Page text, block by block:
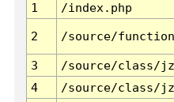
1
/index.php
2 /source/
3 /source/class/
4
/source/class/